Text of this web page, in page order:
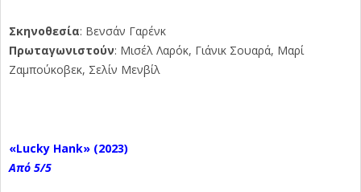
Σκηνοθεσία: Βενσάν Γαρένκ
Πρωταγωνιστούν: Μισέλ Λαρόκ, Γιάνικ Σουαρά, Μαρί
Ζαμπούκοβεκ, Σελίν Μενβίλ
«Lucky Hank» (2023)
Από 5/5